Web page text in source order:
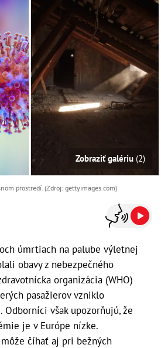
Zobraziť galériu (2)
prostredí. (Zdroj: gettyimages.com)
úmrtiach na palube výletnej
obavy z nebezpečného
organizácia (WHO)
pasažierov vzniklo
Odborníci však upozorňujú, že
je v Európe nízke.
číhať aj pri bežných